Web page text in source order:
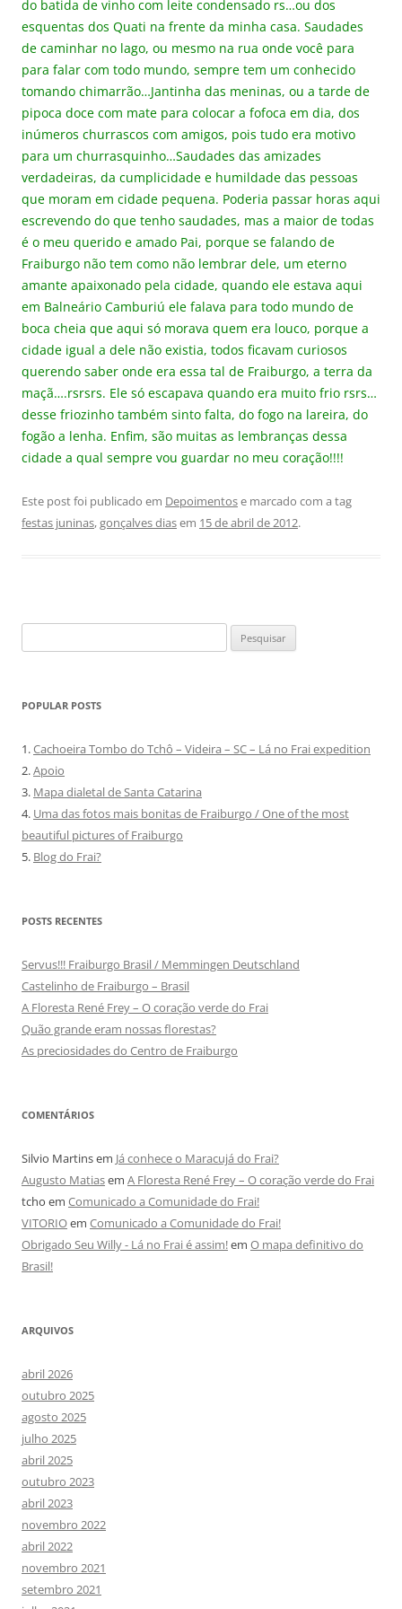
do batida de vinho com leite condensado rs…ou dos
esquentas dos Quati na frente da minha casa. Saudades
de caminhar no lago, ou mesmo na rua onde você para
para falar com todo mundo, sempre tem um conhecido
tomando chimarrão…Jantinha das meninas, ou a tarde de
pipoca doce com mate para colocar a fofoca em dia, dos
inúmeros churrascos com amigos, pois tudo era motivo
para um churrasquinho…Saudades das amizades
verdadeiras, da cumplicidade e humildade das pessoas
que moram em cidade pequena. Poderia passar horas aqui
escrevendo do que tenho saudades, mas a maior de todas
é o meu querido e amado Pai, porque se falando de
Fraiburgo não tem como não lembrar dele, um eterno
amante apaixonado pela cidade, quando ele estava aqui
em Balneário Camburiú ele falava para todo mundo de
boca cheia que aqui só morava quem era louco, porque a
cidade igual a dele não existia, todos ficavam curiosos
querendo saber onde era essa tal de Fraiburgo, a terra da
maçã….rsrsrs. Ele só escapava quando era muito frio rsrs…
desse friozinho também sinto falta, do fogo na lareira, do
fogão a lenha. Enfim, são muitas as lembranças dessa
cidade a qual sempre vou guardar no meu coração!!!!
Este post foi publicado em Depoimentose marcado com a tag
festas juninas,gonçalves diasem 15 de abril de 2012.
por:
POPULAR POSTS
1.Cachoeira Tombo do Tchô – Videira – SC – Lá no Frai expedition
2.Apoio
3. Mapa dialetal de Santa Catarina
4. Uma das fotos mais bonitas de Fraiburgo / One of the most
beautiful pictures of Fraiburgo
5. Blog do Frai?
POSTS RECENTES
Servus!!! Fraiburgo Brasil / Memmingen Deutschland
Castelinho de Fraiburgo – Brasil
A Floresta René Frey – O coração verde do Frai
Quão grande eram nossas florestas?
As preciosidades do Centro de Fraiburgo
COMENTÁRIOS
Silvio Martinsem Já conhece o Maracujá do Frai?
Augusto Matiasem A Floresta René Frey – O coração verde do Frai
tcho em Comunicado a Comunidade do Frai!
VITORIOem Comunicado a Comunidade do Frai!
Obrigado Seu Willy - Lá no Frai é assim!em O mapa definitivo do
Brasil!
ARQUIVOS
abril 2026
outubro 2025
agosto 2025
julho 2025
abril 2025
outubro 2023
abril 2023
novembro 2022
abril 2022
novembro 2021
setembro 2021